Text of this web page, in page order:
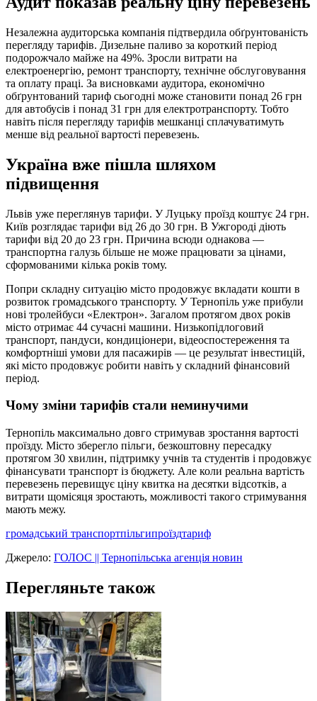
Незалежна аудиторська компанія підтвердила обґрунтованість
перегляду тарифів. Дизельне паливо за короткий період
подорожчало майже на 49%. Зросли витрати на
електроенергію, ремонт транспорту, технічне обслуговування
та оплату праці. За висновками аудитора, економічно
обґрунтований тариф сьогодні може становити понад 26 грн
для автобусів і понад 31 грн для електротранспорту. Тобто
навіть після перегляду тарифів мешканці сплачуватимуть
менше від реальної вартості перевезень.
Україна вже пішла шляхом
підвищення
Львів уже переглянув тарифи. У Луцьку проїзд коштує 24 грн.
Київ розглядає тарифи від 26 до 30 грн. В Ужгороді діють
тарифи від 20 до 23 грн. Причина всюди однакова —
транспортна галузь більше не може працювати за цінами,
сформованими кілька років тому.
Попри складну ситуацію місто продовжує вкладати кошти в
розвиток громадського транспорту. У Тернопіль уже прибули
нові тролейбуси «Електрон». Загалом протягом двох років
місто отримає 44 сучасні машини. Низькопідлоговий
транспорт, пандуси, кондиціонери, відеоспостереження та
комфортніші умови для пасажирів — це результат інвестицій,
які місто продовжує робити навіть у складний фінансовий
період.
Чому зміни тарифів стали неминучими
Тернопіль максимально довго стримував зростання вартості
проїзду. Місто зберегло пільги, безкоштовну пересадку
протягом 30 хвилин, підтримку учнів та студентів і продовжує
фінансувати транспорт із бюджету. Але коли реальна вартість
перевезень перевищує ціну квитка на десятки відсотків, а
витрати щомісяця зростають, можливості такого стримування
мають межу.
громадський транспортпільгипроїздтариф
Джерело: ГОЛОС || Тернопільська агенція новин
Перегляньте також